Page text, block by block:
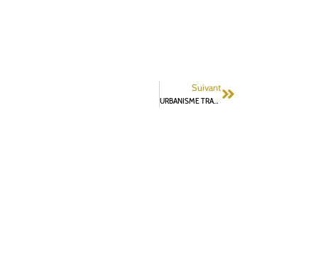
Suivant
URBANISME TRANSITOIRE ET TIERS LIEUX